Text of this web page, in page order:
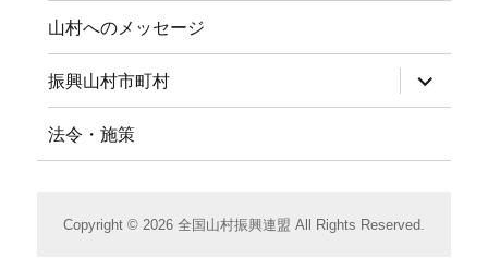
山村へのメッセージ
振興山村市町村 サ
ブ
メ
ー
法令・施策
Copyright © 2026 全国山村振興連盟 All Rights Reserved.